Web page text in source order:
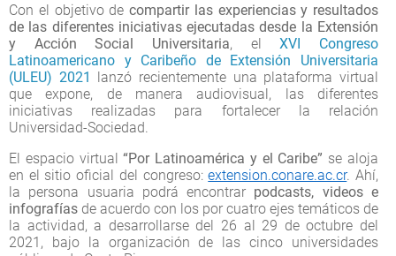
Con el objetivo de compartir las experiencias y resultados
de las diferentes iniciativas ejecutadas desde la Extensión
y Acción Social Universitaria, elXVI Congreso
Latinoamericano y Caribeño de Extensión Universitaria
(ULEU) 2021 lanzó recientemente una plataforma virtual
que expone, de manera audiovisual, las diferentes
iniciativas realizadas para fortalecer la relación
Universidad-Sociedad.
El espacio virtual“Por Latinoamérica y el Caribe” se aloja
en el sitio oficial del congreso:extension.conare.ac.cr. Ahí,
la persona usuaria podrá encontrar podcasts, videos e
infografías de acuerdo con los por cuatro ejes temáticos de
la actividad, a desarrollarse del 26 al 29 de octubre del
2021, bajo la organización de las cinco universidades